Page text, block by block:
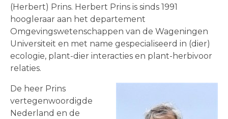
(Herbert) Prins. Herbert Prins is sinds 1991
hoogleraar aan het departement
Omgevingswetenschappen van de Wageningen
Universiteit en met name gespecialiseerd in (dier)
ecologie, plant-dier interacties en plant-herbivoor
relaties.
De heer Prins
vertegenwoordigde
Nederland en de